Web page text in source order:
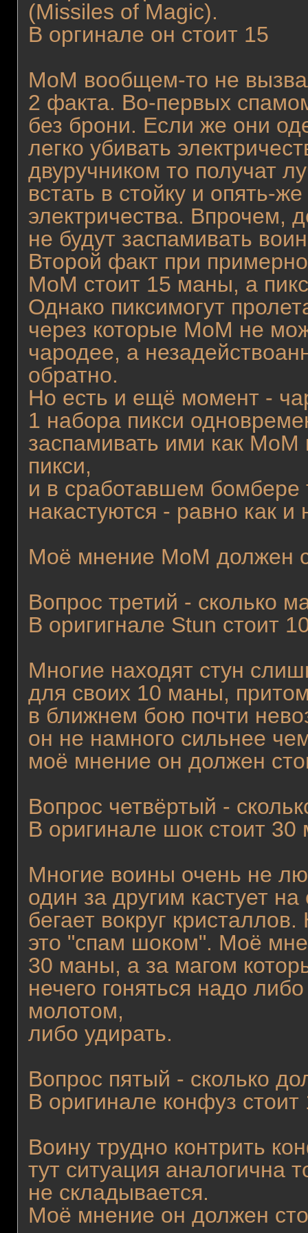
(Missiles of Magic).
В оргинале он стоит 15
MoM вообщем-то не
2 факта. Во-первых
без брони. Если же они
легко убивать
двуручником то получат
встать в стойку и опять-
электричества. Впрочем,
не будут заспамивать
Второй факт при
MoM стоит 15 маны, а
Однако пиксимогут
через которые MoM не
чародее, а
обратно.
Но есть и ещё момент -
1 набора пикси
заспамивать ими как
пикси,
и в сработавшем бомбере
накастуются - равно как и
Моё мнение MoM должен
Вопрос третий - сколько
В оригигнале Stun стоит
Многие находят стун
для своих 10 маны,
в ближнем бою почти
он не намного сильнее
моё мнение он должен
Вопрос четвёртый -
В оригинале шок стоит
Многие воины очень не
один за другим кастует
бегает вокруг
это "спам шоком". Моё
30 маны, а за магом
нечего гоняться надо
молотом,
либо удирать.
Вопрос пятый - сколько
В оригинале конфуз
Воину трудно контрить
тут ситуация аналогична
не складывается.
Моё мнение он должен